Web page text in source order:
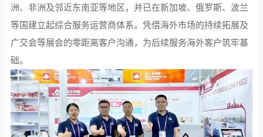
洲、非洲及邻近东南亚等地区，并已在新加坡、俄罗斯、波兰
等国建立起综合服务运营商体系。凭借海外市场的持续拓展及
广交会等展会的零距离客户沟通，为后续服务海外客户筑牢基
础。